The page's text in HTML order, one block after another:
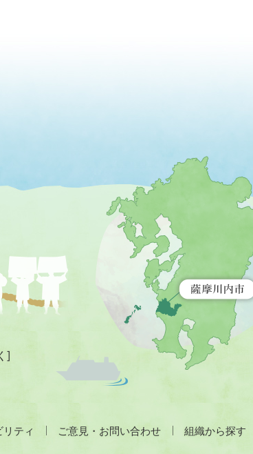
]
土
表
ティ ご意見・お問い合わせ 組織から探す